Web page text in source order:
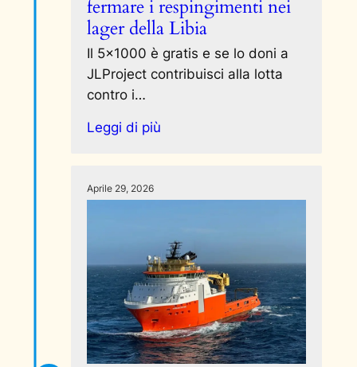
fermare i respingimenti nei
lager della Libia
Il 5×1000 è gratis e se lo doni a
JLProject contribuisci alla lotta
contro i…
Leggi di più
Aprile 29, 2026